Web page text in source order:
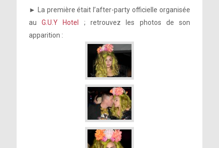
► La première était l’after-party officielle organisée
au G.U.Y Hotel
; retrouvez les photos de son
apparition :